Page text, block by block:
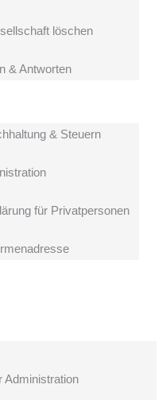
löschen
& Antworten
& Steuern
für Privatpersonen
Administration